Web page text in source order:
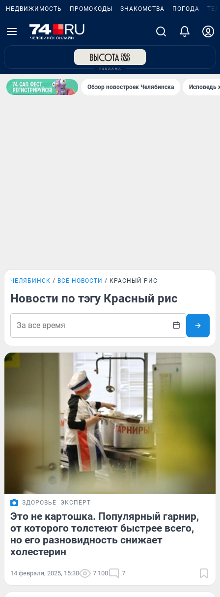
НЕДВИЖИМОСТЬ ПРОМОКОДЫ ЗНАКОМСТВА ПОГОДА
Обзор новостроек Челябинска Исповедь
ЧЕЛЯБИНСК ВСЕ НОВОСТИ КРАСНЫЙ РИС
Новости по тэгу Красный рис
ЗДОРОВЬЕ ЭКСПЕРТ
Это не картошка. Популярный гарнир,
от которого толстеют быстрее всего,
но его разновидность снижает
холестерин
14 февраля, 2025, 15:30 7 100 7